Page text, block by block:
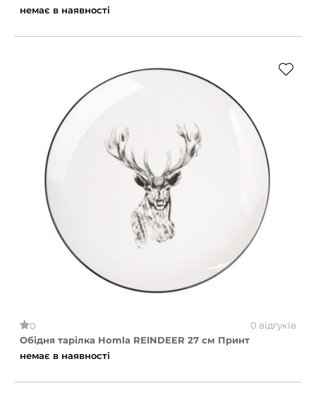
немає в наявності
0
0 відгуків
Обідня тарілка Homla REINDEER 27 см Принт
немає в наявності